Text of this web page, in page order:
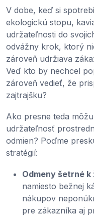
V dobe, keď si
ekologickú stopu,
udržateľnosti do
odvážny krok, ktorý
zároveň udržiava
Veď kto by nechcel
zároveň vedieť, že
zajtrajšku?
Ako presne teda
udržateľnosť
odmien? Poďme
stratégií:
Odmeny šetrné
namiesto bežnej
nákupov
pre zákazníka aj